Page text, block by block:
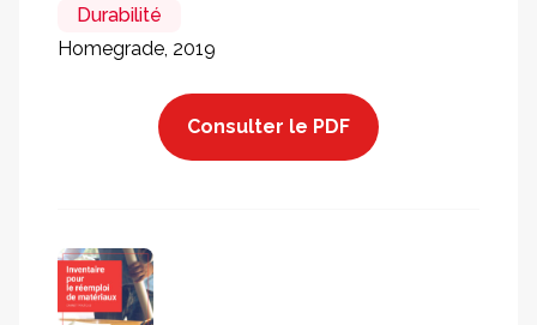
Durabilité
Homegrade, 2019
Consulter le PDF